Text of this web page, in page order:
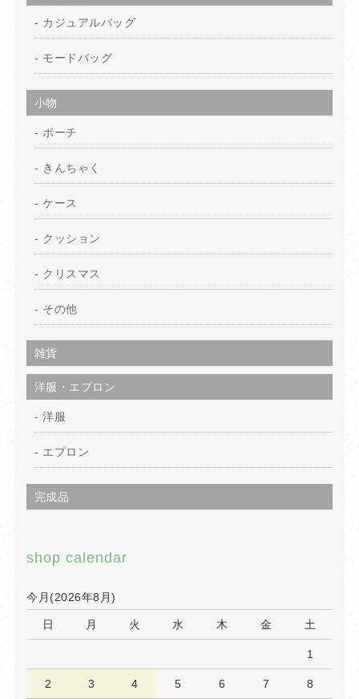
カジュアルバッグ
モードバッグ
小物
ポーチ
きんちゃく
ケース
クッション
クリスマス
その他
雑貨
洋服・エプロン
洋服
エプロン
完成品
shop calendar
今月(2026年8月)
日 月 火 水 木 金 土
1
2 3 4 5 6 7 8